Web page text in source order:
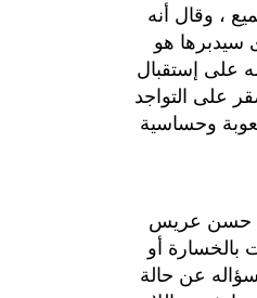
‬لكنه أكتفي بالقول بأنها ستكون مكافآت كبيرة ومجزية تسهم في زيادة الطموح عند الجميع‮ ‬،‮ ‬وقال أنه
هناك مكافآت اخرى سيدبرها هو
لحرصه على إستقبال
مثل صقر على التواجد
وحساسية
حسن عريس
بالخسارة أو
عن حالة